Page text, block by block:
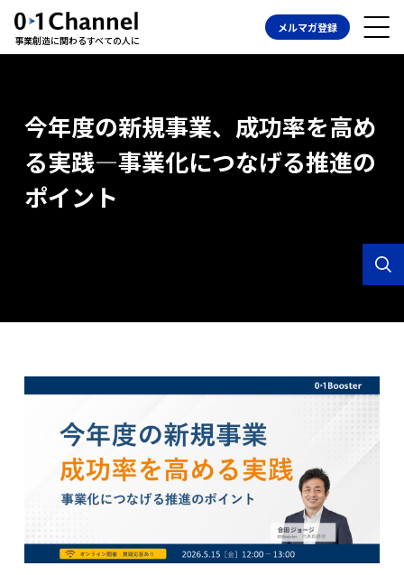
事業創造に関わるすべての人に
メルマガ登録
今年度の新規事業、成功率を高め
る実践―事業化につなげる推進の
ポイント